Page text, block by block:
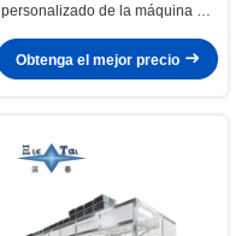
personalizado de la máquina de
estaciones automática de Jietai
para piezas de trabajo de metal
Obtenga el mejor precio